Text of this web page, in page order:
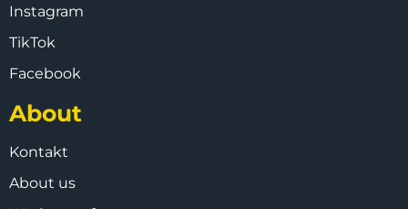
Instagram
TikTok
Facebook
About
Kontakt
About us